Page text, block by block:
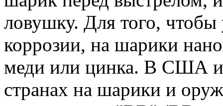
ловушку. Для того,
коррозии, на шарики
меди или цинка. В США и
странах на шарики и